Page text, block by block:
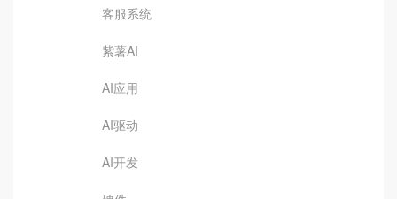
客服系统
紫薯AI
AI应用
AI驱动
AI开发